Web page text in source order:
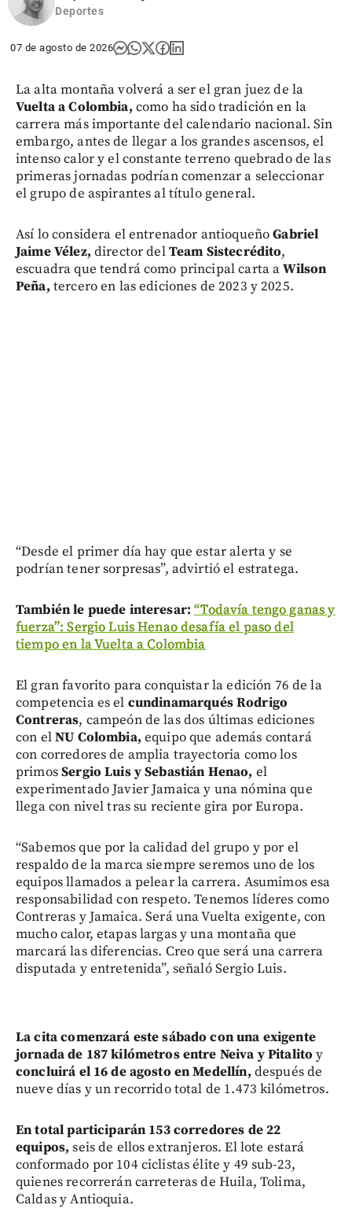
Deportes
07 de agosto de 2026
La alta montaña volverá a ser el gran juez de la
Vuelta a Colombia, como ha sido tradición en la
carrera más importante del calendario nacional. Sin
embargo, antes de llegar a los grandes ascensos, el
intenso calor y el constante terreno quebrado de las
primeras jornadas podrían comenzar a seleccionar
el grupo de aspirantes al título general.
Así lo considera el entrenador antioqueñoGabriel
Jaime Vélez, director delTeam Sistecrédito,
escuadra que tendrá como principal carta aWilson
Peña, tercero en las ediciones de 2023 y 2025.
“Desde el primer día hay que estar alerta y se
podrían tener sorpresas”, advirtió el estratega.
También le puede interesar: “Todavía tengo ganas y
fuerza”: Sergio Luis Henao desafía el paso del
tiempo en la Vuelta a Colombia
El gran favorito para conquistar la edición 76 de la
competencia es el cundinamarqués Rodrigo
Contreras, campeón de las dos últimas ediciones
con elNU Colombia, equipo que además contará
con corredores de amplia trayectoria como los
primosSergio Luis y Sebastián Henao, el
experimentado Javier Jamaica y una nómina que
llega con nivel tras su reciente gira por Europa.
“Sabemos que por la calidad del grupo y por el
respaldo de la marca siempre seremos uno de los
equipos llamados a pelear la carrera. Asumimos esa
responsabilidad con respeto. Tenemos líderes como
Contreras y Jamaica. Será una Vuelta exigente, con
mucho calor, etapas largas y una montaña que
marcará las diferencias. Creo que será una carrera
disputada y entretenida”, señaló Sergio Luis.
La cita comenzará este sábado con una exigente
jornada de 187 kilómetros entre Neiva y Pitalito y
concluirá el 16 de agosto en Medellín, después de
nueve días y un recorrido total de 1.473 kilómetros.
En total participarán 153 corredores de 22
equipos,seis de ellos extranjeros. El lote estará
conformado por 104 ciclistas élite y 49 sub-23,
quienes recorrerán carreteras de Huila, Tolima,
Caldas y Antioquia.